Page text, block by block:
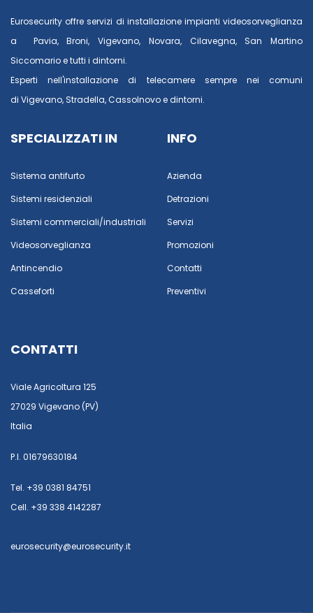
Eurosecurity offre servizi di installazione impianti videosorveglianza
a
Pavia,Broni, Vigevano, Novara, Cilavegna, San Martino
Siccomarioe tutti i dintorni.
Esperti nell'installazione di telecamere sempre nei comuni
di Vigevano, Stradella,Cassolnovoe dintorni.
SPECIALIZZATI IN
Sistema antifurto
Sistemi residenziali
Sistemi commerciali/industriali
Videosorveglianza
Antincendio
Casseforti
INFO
Azienda
Detrazioni
Servizi
Promozioni
Contatti
Preventivi
CONTATTI
Viale Agricoltura 125
27029 Vigevano (PV)
Italia
P.I. 01679630184
Tel. +39 0381 84751
Cell. +39 338 4142287
eurosecurity@eurosecurity.it